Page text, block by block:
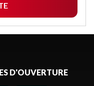
D'OUVERTURE